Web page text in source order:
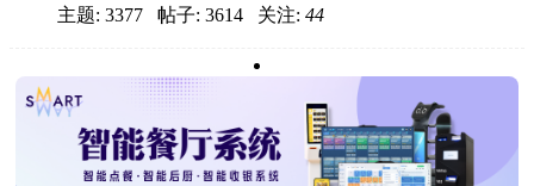
主题: 3377 帖子: 3614 关注: 44